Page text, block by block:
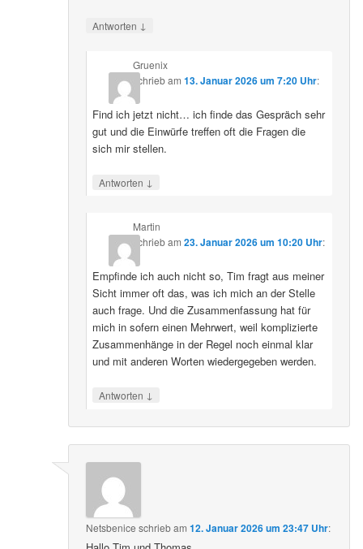
Antworten ↓
Gruenix
schriebam 13. Januar 2026 um 7:20 Uhr:
Find ich jetzt nicht… ich finde das Gespräch sehr
gut und die Einwürfe treffen oft die Fragen die
sich mir stellen.
Antworten ↓
Martin
schriebam 23. Januar 2026 um 10:20 Uhr:
Empfinde ich auch nicht so, Tim fragt aus meiner
Sicht immer oft das, was ich mich an der Stelle
auch frage. Und die Zusammenfassung hat für
mich in sofern einen Mehrwert, weil komplizierte
Zusammenhänge in der Regel noch einmal klar
und mit anderen Worten wiedergegeben werden.
Antworten ↓
Netsbenice schriebam12. Januar 2026 um 23:47 Uhr: